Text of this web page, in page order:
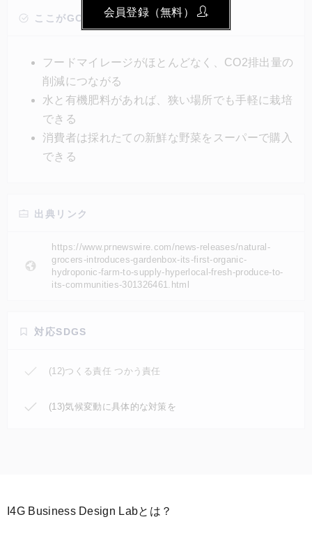
ンテナの壁をつかった垂直農業ができるため省スペー
でき、必要な光の量はボックスの中で自動的に調整さ
れるため場所を選ばず栽培できる。
ここがGOOD!
フードマイレージがほとんどなく、CO2排出量の
削減につながる
水と有機肥料があれば、狭い場所でも手軽に栽培
できる
消費者は採れたての新鮮な野菜をスーパーで購入
できる
出典リンク
https://www.prnewswire.com/news-releases/natural-
grocers-introduces-gardenbox-its-first-organic-
hydroponic-farm-to-supply-hyperlocal-fresh-produce-to-
its-communities-301326461.html
対応SDGS
(12)つくる責任 つかう責任
(13)気候変動に具体的な対策を
会員登録（無料）
I4G Business Design Labとは？